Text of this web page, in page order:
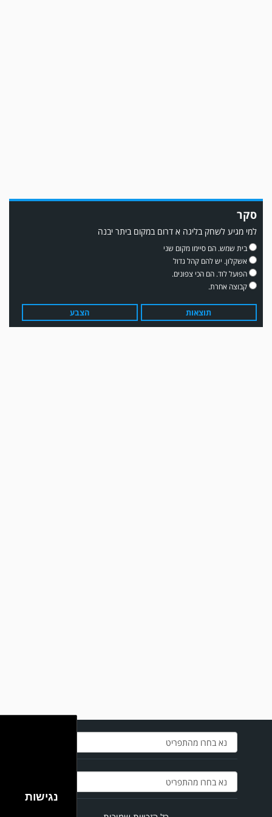
עדכון גירסה מחכה לכם בחנות האפלקציות...נא להוריד את העדכון גירסה
ולהנות...
סקר
למי מגיע לשחק בליגה א דרום במקום ביתר יבנה
בית שמש. הם סיימו מקום שני
אשקלון. יש להם קהל גדול
הפועל לוד. הם הכי צפונים.
קבוצה אחרת.
תוצאות הצבע
נגישות